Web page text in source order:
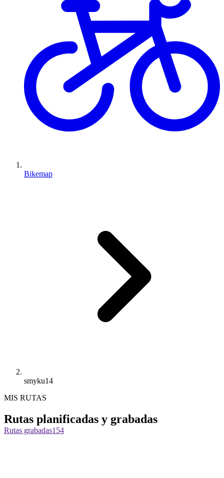
Bikemap
smyku14
MIS RUTAS
Rutas planificadas y grabadas
Rutas grabadas154